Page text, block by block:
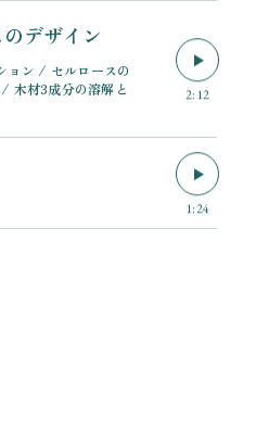
デザイン
ョン / セルロースの
木材3成分の溶解と
2:12
1:24